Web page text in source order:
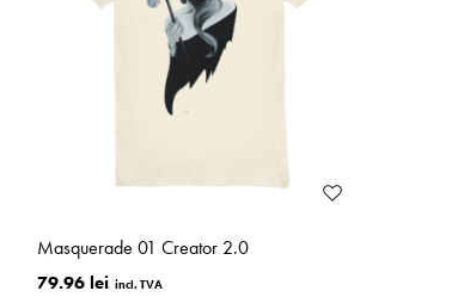
Masquerade 01 Creator 2.0
79.96 lei